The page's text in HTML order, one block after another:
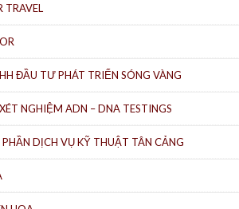
TRAVEL
ĐẦU TƯ PHÁT TRIỂN SÓNG VÀNG
NGHIỆM ADN – DNA TESTINGS
DỊCH VỤ KỸ THUẬT TÂN CẢNG